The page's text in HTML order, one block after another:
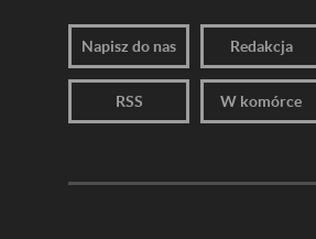
Napisz do nas Redakcja
RSS W komórce